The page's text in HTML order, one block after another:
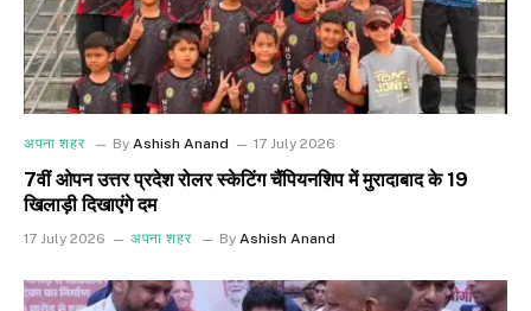
अपना शहर By Ashish Anand 17 July 2026
7वीं ओपन उत्तर प्रदेश रोलर स्केटिंग चैंपियनशिप में मुरादाबाद के 19
खिलाड़ी दिखाएंगे दम
17 July 2026 अपना शहर By Ashish Anand